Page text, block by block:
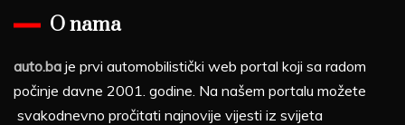
O nama
auto.ba je prvi automobilistički web portal koji sa radom
počinje davne 2001. godine. Na našem portalu možete
svakodnevno pročitati najnovije vijesti iz svijeta